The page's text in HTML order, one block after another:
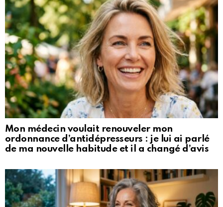
Mon médecin voulait renouveler mon
ordonnance d’antidépresseurs : je lui ai parlé
de ma nouvelle habitude et il a changé d’avis